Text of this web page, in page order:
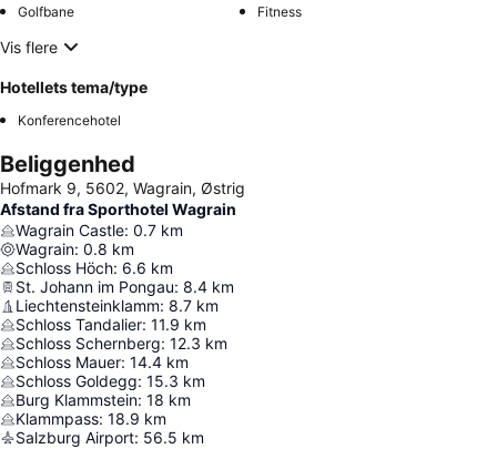
Golfbane Fitness
Vis flere
Hotellets tema/type
Konferencehotel
Beliggenhed
Hofmark 9, 5602, Wagrain, Østrig
Afstand fra Sporthotel Wagrain
Wagrain Castle: 0.7 km
Wagrain: 0.8 km
Schloss Höch: 6.6 km
St. Johann im Pongau: 8.4 km
Liechtensteinklamm: 8.7 km
Schloss Tandalier: 11.9 km
Schloss Schernberg: 12.3 km
Schloss Mauer: 14.4 km
Schloss Goldegg: 15.3 km
Burg Klammstein: 18 km
Klammpass: 18.9 km
Salzburg Airport: 56.5 km